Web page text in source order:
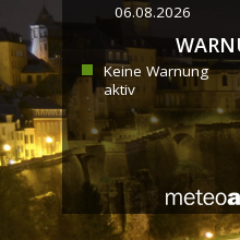
06.08.2026
Keine Warnung
aktiv